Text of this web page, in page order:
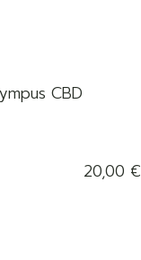
20,00 €